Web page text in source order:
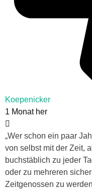
Koepenicker
1 Monat her
„Wer schon ein paar
von selbst mit der Zeit,
buchstäblich zu jeder
oder zu mehreren
Zeitgenossen zu